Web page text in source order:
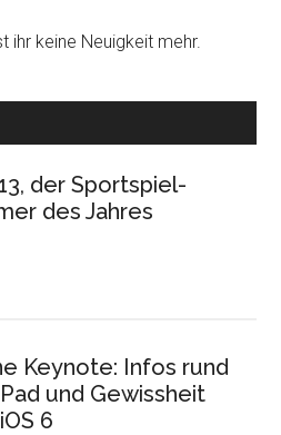
ihr keine Neuigkeit mehr.
der Sportspiel-
des Jahres
Keynote: Infos rund
und Gewissheit
6